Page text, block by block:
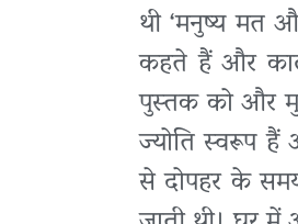
थी ‘मनुष्य मत
कहते हैं और
पुस्तक को और
ज्योति स्वरूप
से दोपहर के